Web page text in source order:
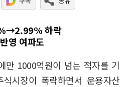
하락
영 여파도
만 1000억원이 넘는 적자를 기
시장이 폭락하면서 운용자산